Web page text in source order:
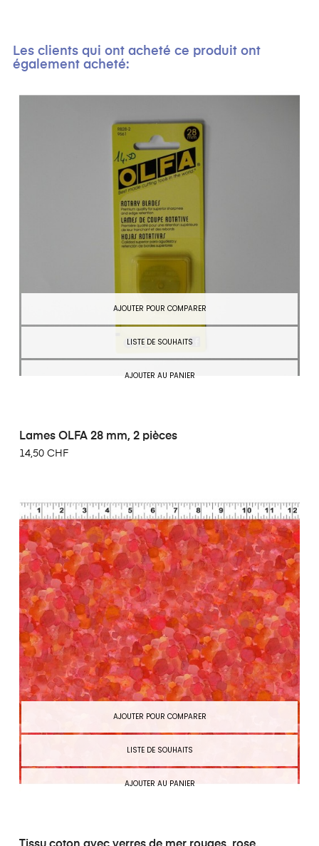
Les clients qui ont acheté ce produit ont
également acheté:
AJOUTER POUR COMPARER
LISTE DE SOUHAITS
AJOUTER AU PANIER
Lames OLFA 28 mm, 2 pièces
14,50 CHF
AJOUTER POUR COMPARER
LISTE DE SOUHAITS
AJOUTER AU PANIER